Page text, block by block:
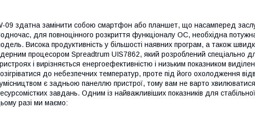
09 здатна замінити собою смартфон або планшет, що насамперед
для повноцінного розкриття функціоналу ОС, необхідна
Висока продуктивність у більшості наявних програм, а також
процесором Spreadtrum UIS7862, який розроблений спеціально
і вирізняється енергоефективністю і низьким показником
до небезпечних температур, проте під його охолодження
є задньою панеллю пристрої, тому вам не варто
завдань. Одним із найважливіших показників для
разі ми маємо: